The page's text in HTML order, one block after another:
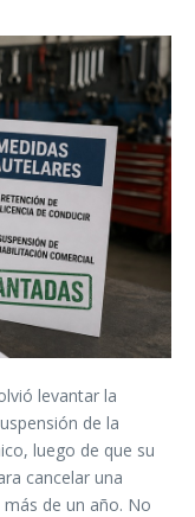
levantar la
de la
luego de que su
cancelar una
de un año. No